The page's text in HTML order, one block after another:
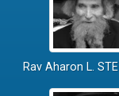
Rav Aharon L.